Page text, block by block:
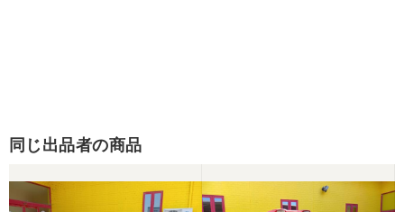
同じ出品者の商品